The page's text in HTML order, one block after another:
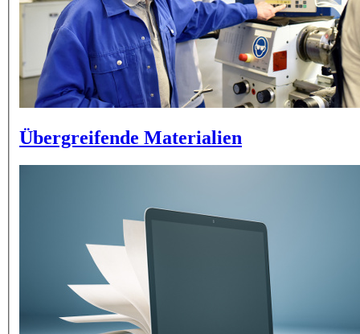
Übergreifende Materialien